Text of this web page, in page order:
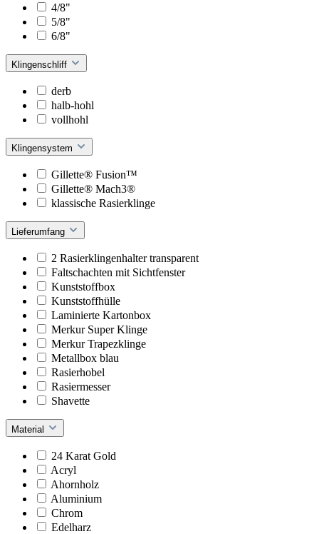
4/8"
5/8"
6/8"
Klingenschliff
derb
halb-hohl
vollhohl
Klingensystem
Gillette® Fusion™
Gillette® Mach3®
klassische Rasierklinge
Lieferumfang
2 Rasierklingenhalter transparent
Faltschachten mit Sichtfenster
Kunststoffbox
Kunststoffhülle
Laminierte Kartonbox
Merkur Super Klinge
Merkur Trapezklinge
Metallbox blau
Rasierhobel
Rasiermesser
Shavette
Material
24 Karat Gold
Acryl
Ahornholz
Aluminium
Chrom
Edelharz